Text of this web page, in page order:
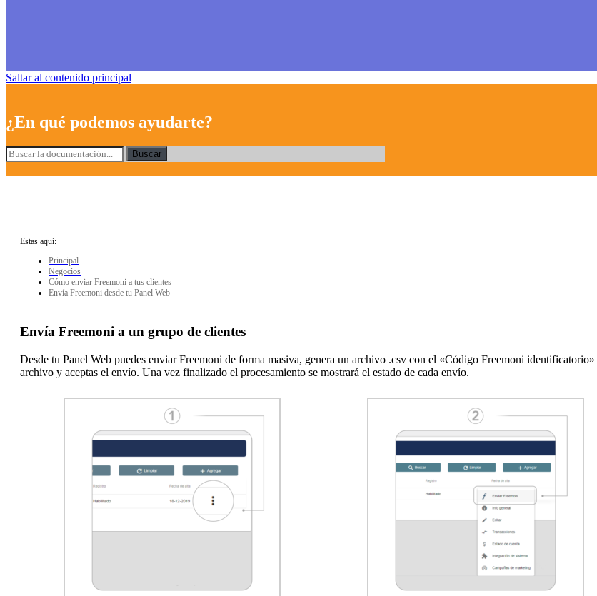
Saltar al contenido principal
¿En qué podemos ayudarte?
Buscar
Estas aquí:
Principal
Negocios
Cómo enviar Freemoni a tus clientes
Envía Freemoni desde tu Panel Web
Envía Freemoni a un grupo de clientes
Desde tu Panel Web puedes enviar Freemoni de forma masiva, genera un archivo .csv con el «Código Freemoni identificatorio»
archivo y aceptas el envío. Una vez finalizado el procesamiento se mostrará el estado de cada envío.